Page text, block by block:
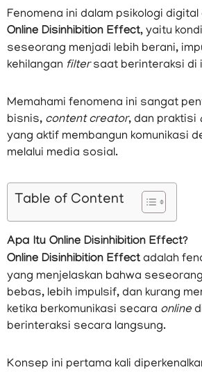
Fenomena ini dalam psikologi
Online Disinhibition Effect, yaitu
seseorang menjadi lebih berani,
kehilangan filtersaat berinteraksi di
Memahami fenomena ini sangat
bisnis, content creator, dan praktisi
yang aktif membangun komunikasi
melalui media sosial.
Table of Content
Apa Itu Online Disinhibition Effect?
Online Disinhibition Effect adalah
yang menjelaskan bahwa
bebas, lebih impulsif, dan kurang
ketika berkomunikasi secara online
berinteraksi secara langsung.
Konsep ini pertama kali